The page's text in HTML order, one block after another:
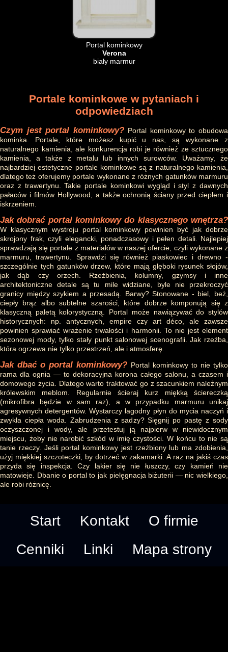
Portal kominkowy
Verona
biały marmur
Portale kominkowe w pytaniach i
odpowiedziach
Czym jest portal kominkowy? Portal kominkowy to obudowa
kominka. Portale, które możesz kupić u nas, są wykonane z
naturalnego kamienia, ale konkurencja robi je również ze sztucznego
kamienia, a także z metalu lub innych surowców. Uważamy, że
najbardziej estetyczne portale kominkowe są z naturalnego kamienia,
dlatego też oferujemy portale wykonane z różnych gatunków marmuru
oraz z trawertynu. Takie portale kominkowi wygląd i styl z dawnych
pałaców i filmów Hollywood, a także ochronią ściany przed ciepłem i
iskrzeniem.
Jak dobrać portal kominkowy do klasycznego wnętrza?
W klasycznym wystroju portal kominkowy powinien być jak dobrze
skrojony frak, czyli elegancki, ponadczasowy i pełen detali. Najlepiej
sprawdzają się portale z materiałów w naszej ofercie, czyli wykonane z
marmuru, trawertynu. Sprawdzi się również piaskowiec i drewno -
szczególnie tych gatunków drzew, które mają głęboki rysunek słojów,
jak dąb czy orzech. Rzeźbienia, kolumny, gzymsy i inne
architektoniczne detale są tu mile widziane, byle nie przekroczyć
granicy między szykiem a przesadą. Barwy? Stonowane - biel, beż,
ciepły brąz albo subtelne szarości, które dobrze komponują się z
klasyczną paletą kolorystyczną. Portal może nawiązywać do stylów
historycznych: np. antycznych, empire czy art déco, ale zawsze
powinien sprawiać wrażenie trwałości i harmonii. To nie jest element
sezonowej mody, tylko stały punkt salonowej scenografii. Jak rzeźba,
która ogrzewa nie tylko przestrzeń, ale i atmosferę.
Jak dbać o portal kominkowy? Portal kominkowy to nie tylko
rama dla ognia — to dekoracyjna korona całego salonu, a czasem i
domowego życia. Dlatego warto traktować go z szacunkiem należnym
królewskim meblom. Regularnie ścieraj kurz miękką ściereczką
(mikrofibra będzie w sam raz), a w przypadku marmuru unikaj
agresywnych detergentów. Wystarczy łagodny płyn do mycia naczyń i
zwykła ciepła woda. Zabrudzenia z sadzy? Sięgnij po pastę z sody
oczyszczonej i wody, ale przetestuj ją najpierw w niewidocznym
miejscu, żeby nie narobić szkód w imię czystości. W końcu to nie są
tanie rzeczy. Jeśli portal kominkowy jest rzeźbiony lub ma zdobienia,
użyj miękkiej szczoteczki, by dotrzeć w zakamarki. A raz na jakiś czas
przyda się inspekcja. Czy lakier się nie łuszczy, czy kamień nie
matowieje. Dbanie o portal to jak pielęgnacja biżuterii — nic wielkiego,
ale robi różnicę.
Start Kontakt
O firmie
Cenniki
Linki Mapa strony